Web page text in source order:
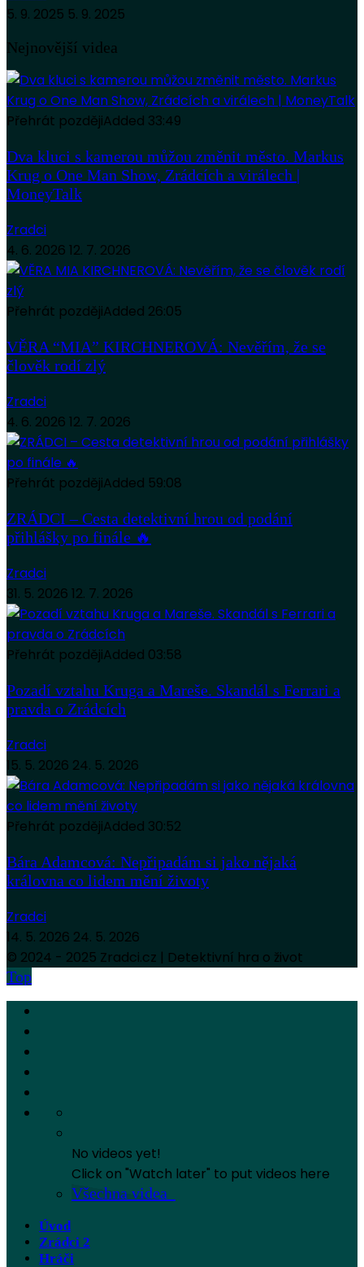
5. 9. 2025 5. 9. 2025
Nejnovější videa
Přehrát pozdějiAdded 33:49
Dva kluci s kamerou můžou změnit město. Markus
Krug o One Man Show, Zrádcích a virálech |
MoneyTalk
Zradci
4. 6. 2026 12. 7. 2026
Přehrát pozdějiAdded 26:05
VĚRA “MIA” KIRCHNEROVÁ: Nevěřím, že se
člověk rodí zlý
Zradci
4. 6. 2026 12. 7. 2026
Přehrát pozdějiAdded 59:08
ZRÁDCI – Cesta detektivní hrou od podání
přihlášky po finále 🔥
Zradci
31. 5. 2026 12. 7. 2026
Přehrát pozdějiAdded 03:58
Pozadí vztahu Kruga a Mareše. Skandál s Ferrari a
pravda o Zrádcích
Zradci
15. 5. 2026 24. 5. 2026
Přehrát pozdějiAdded 30:52
Bára Adamcová: Nepřipadám si jako nějaká
královna co lidem mění životy
Zradci
14. 5. 2026 24. 5. 2026
© 2024 - 2025 Zradci.cz | Detektivní hra o život
Top
No videos yet!
Click on "Watch later" to put videos here
Všechna videa
Úvod
Zrádci 2
Hráči